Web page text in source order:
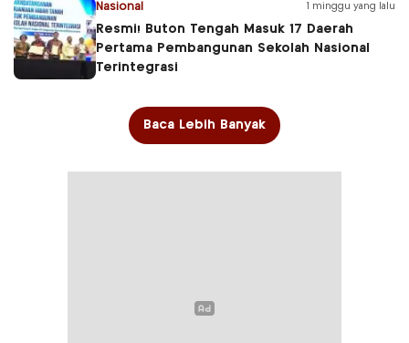
Nasional 1 minggu yang lalu
Resmi! Buton Tengah Masuk 17 Daerah
Pertama Pembangunan Sekolah Nasional
Terintegrasi
Baca Lebih Banyak